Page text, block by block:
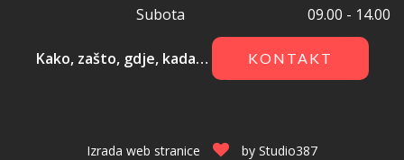
Subota
09.00 - 14.00
Kako, zašto, gdje, kada… KONTAKT
Izrada web stranice by Studio387